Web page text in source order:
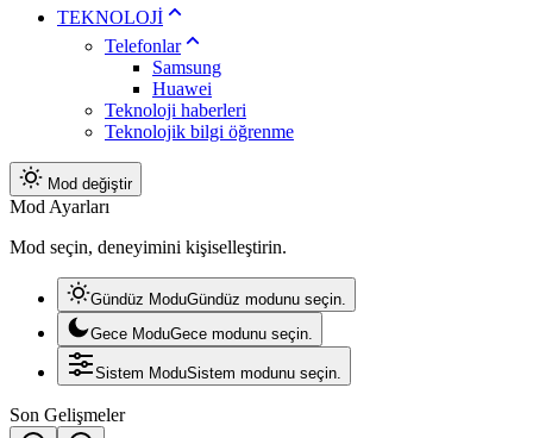
TEKNOLOJİ
Telefonlar
Samsung
Huawei
Teknoloji haberleri
Teknolojik bilgi öğrenme
Mod değiştir
Mod Ayarları
Mod seçin, deneyimini kişiselleştirin.
Gündüz ModuGündüz modunu seçin.
Gece ModuGece modunu seçin.
Sistem ModuSistem modunu seçin.
Son Gelişmeler